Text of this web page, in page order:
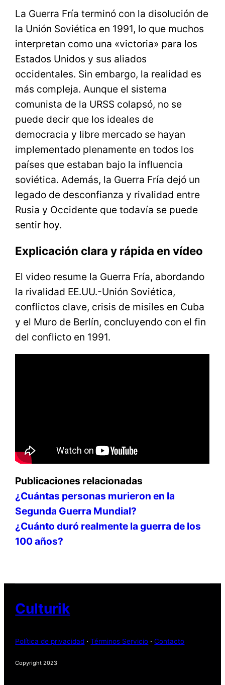
La Guerra Fría terminó con la disolución de
la Unión Soviética en 1991, lo que muchos
interpretan como una «victoria» para los
Estados Unidos y sus aliados
occidentales. Sin embargo, la realidad es
más compleja. Aunque el sistema
comunista de la URSS colapsó, no se
puede decir que los ideales de
democracia y libre mercado se hayan
implementado plenamente en todos los
países que estaban bajo la influencia
soviética. Además, la Guerra Fría dejó un
legado de desconfianza y rivalidad entre
Rusia y Occidente que todavía se puede
sentir hoy.
Explicación clara y rápida en vídeo
El video resume la Guerra Fría, abordando
la rivalidad EE.UU.-Unión Soviética,
conflictos clave, crisis de misiles en Cuba
y el Muro de Berlín, concluyendo con el fin
del conflicto en 1991.
Publicaciones relacionadas
¿Cuántas personas murieron en la
Segunda Guerra Mundial?
¿Cuánto duró realmente la guerra de los
100 años?
Culturik
Política de privacidad ·Términos Servicio ·Contacto
Copyright 2023